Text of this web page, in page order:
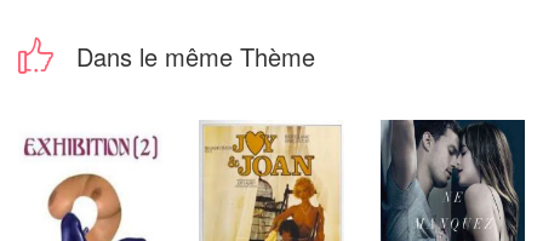
Dans le même Thème